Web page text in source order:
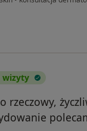
wizyty
rzeczowy,